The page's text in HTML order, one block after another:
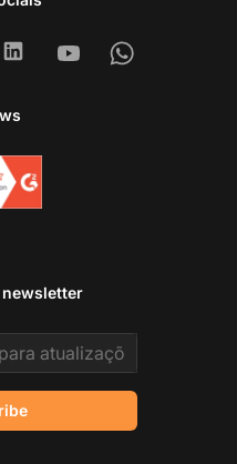
LinkedinYoutubeWhatsapp